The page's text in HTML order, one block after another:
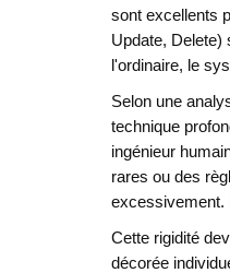
sont excellents
Update, Delete)
l'ordinaire, le
Selon une
technique
ingénieur
rares ou des
excessivement.
Cette rigidité
décorée